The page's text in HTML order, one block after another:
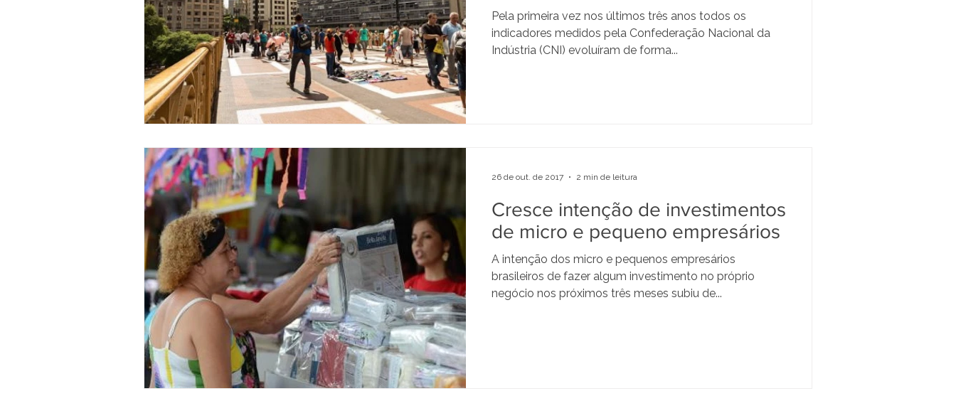
Pela primeira vez nos últimos três anos todos os
indicadores medidos pela Confederação Nacional da
Indústria (CNI) evoluíram de forma...
Cresce intenção de investimentos
de micro e pequeno empresários
A intenção dos micro e pequenos empresários
brasileiros de fazer algum investimento no próprio
negócio nos próximos três meses subiu de...
26 de out. de 2017 2 min de leitura